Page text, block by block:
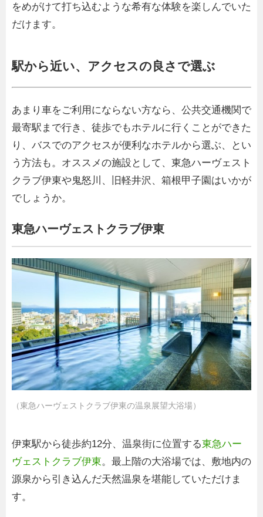
をめがけて打ち込むような希有な体験を楽しんでいた
だけます。
駅から近い、アクセスの良さで選ぶ
あまり車をご利用にならない方なら、公共交通機関で
最寄駅まで行き、徒歩でもホテルに行くことができた
り、バスでのアクセスが便利なホテルから選ぶ、とい
う方法も。オススメの施設として、東急ハーヴェスト
クラブ伊東や鬼怒川、旧軽井沢、箱根甲子園はいかが
でしょうか。
東急ハーヴェストクラブ伊東
（東急ハーヴェストクラブ伊東の温泉展望大浴場）
伊東駅から徒歩約12分、温泉街に位置する東急ハー
ヴェストクラブ伊東。最上階の大浴場では、敷地内の
源泉から引き込んだ天然温泉を堪能していただけま
す。